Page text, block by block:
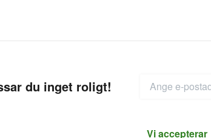
du inget roligt!
Vi accepterar